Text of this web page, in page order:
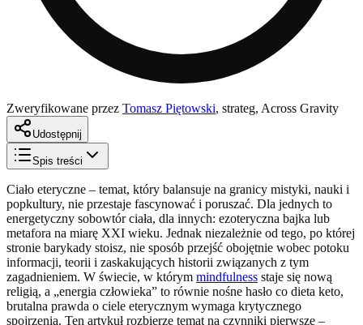
Zweryfikowane przez Tomasz Piętowski, strateg, Across Gravity
Udostępnij
Spis treści
Ciało eteryczne – temat, który balansuje na granicy mistyki, nauki i
popkultury, nie przestaje fascynować i poruszać. Dla jednych to
energetyczny sobowtór ciała, dla innych: ezoteryczna bajka lub
metafora na miarę XXI wieku. Jednak niezależnie od tego, po której
stronie barykady stoisz, nie sposób przejść obojętnie wobec potoku
informacji, teorii i zaskakujących historii związanych z tym
zagadnieniem. W świecie, w którym mindfulness staje się nową
religią, a „energia człowieka” to równie nośne hasło co dieta keto,
brutalna prawda o ciele eterycznym wymaga krytycznego
spojrzenia. Ten artykuł rozbierze temat na czynniki pierwsze –